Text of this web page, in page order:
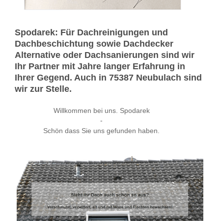
Spodarek: Für Dachreinigungen und
Dachbeschichtung sowie Dachdecker
Alternative oder Dachsanierungen sind wir
Ihr Partner mit Jahre langer Erfahrung in
Ihrer Gegend. Auch in 75387 Neubulach sind
wir zur Stelle.
Willkommen bei uns. Spodarek
-
Schön dass Sie uns gefunden haben.